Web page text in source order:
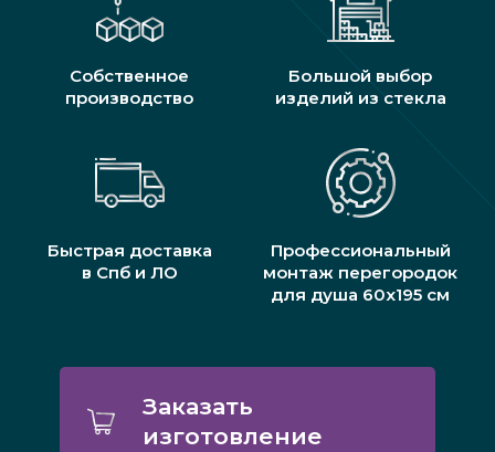
Собственное
производство
Большой выбор
изделий из стекла
Быстрая доставка
в Спб и ЛО
Профессиональный
монтаж перегородок
для душа 60х195 см
Заказать
изготовление